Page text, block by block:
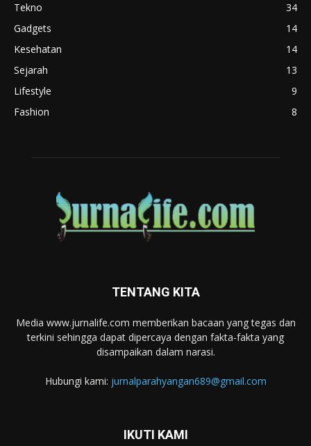
Tekno
34
Gadgets
14
Kesehatan
14
Sejarah
13
Lifestyle
9
Fashion
8
TENTANG KITA
Media www.jurnalife.com memberikan bacaan yang tegas dan
terkini sehingga dapat dipercaya dengan fakta-fakta yang
disampaikan dalam narasi.
Hubungi kami: jurnalparahyangan689@gmail.com
IKUTI KAMI